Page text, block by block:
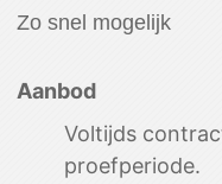
Buffet op
Contact &
Zo snel mogelijk
Aanbod
Voltijds
proefperiode.